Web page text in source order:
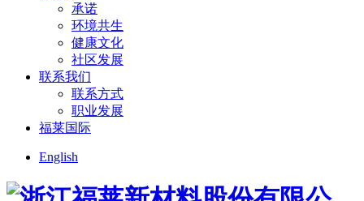
承诺
环境共生
健康文化
社区发展
联系我们
联系方式
职业发展
福莱国际
English